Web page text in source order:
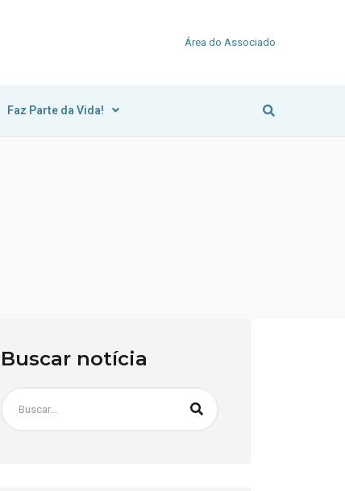
Área do Associado
Faz Parte da Vida!
Buscar notícia